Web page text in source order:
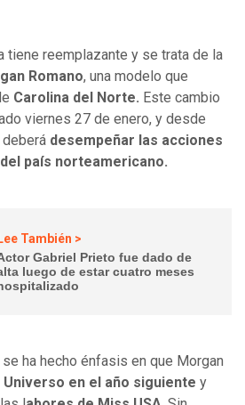
tiene reemplazante y se trata de la
Romano, una modelo que
Carolina del Norte. Este cambio
viernes 27 de enero, y desde
desempeñar las acciones
país norteamericano.
Lee También >
Gabriel Prieto fue dado de
luego de estar cuatro meses
se ha hecho énfasis en que Morgan
Universo en el año siguiente y